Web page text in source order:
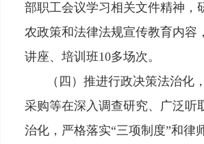
部职工会议学习相关文件精神，
农政策和法律法规宣传教育内容
讲座、培训班10多场次。
（四）推进行政决策法治化
采购等在深入调查研究、广泛听
治化，严格落实“三项制度”和律